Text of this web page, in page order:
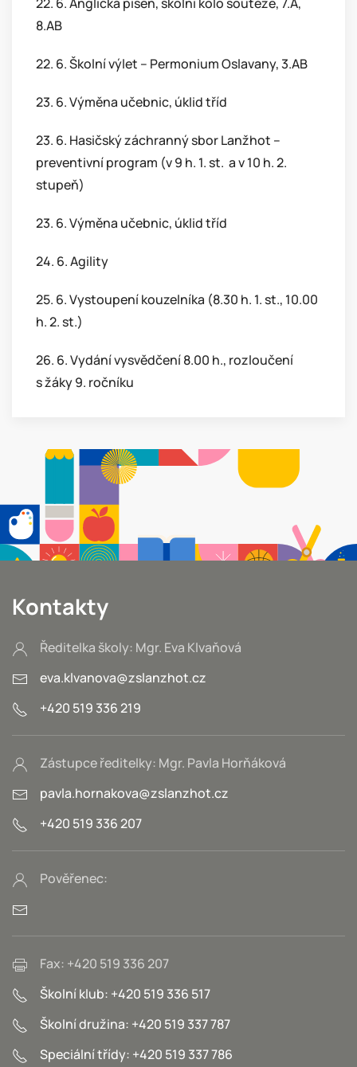
8.AB
22. 6. Školní výlet – Permonium Oslavany, 3.AB
23. 6. Výměna učebnic, úklid tříd
23. 6. Hasičský záchranný sbor Lanžhot –
preventivní program (v 9 h. 1. st. a v 10 h. 2.
stupeň)
23. 6. Výměna učebnic, úklid tříd
24. 6. Agility
25. 6. Vystoupení kouzelníka (8.30 h. 1. st., 10.00
h. 2. st.)
26. 6. Vydání vysvědčení 8.00 h., rozloučení
s žáky 9. ročníku
Kontakty
Ředitelka školy: Mgr. Eva Klvaňová
eva.klvanova@zslanzhot.cz
+420 519 336 219
Zástupce ředitelky: Mgr. Pavla Horňáková
pavla.hornakova@zslanzhot.cz
+420 519 336 207
Pověřenec:
Fax: +420 519 336 207
Školní klub: +420 519 336 517
Školní družina: +420 519 337 787
Speciální třídy: +420 519 337 786